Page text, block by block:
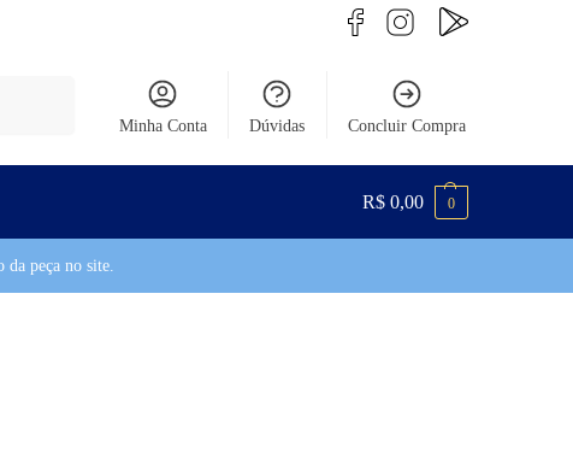
Minha Conta Dúvidas Concluir Compra
R$ 0,00 0
da peça no site.